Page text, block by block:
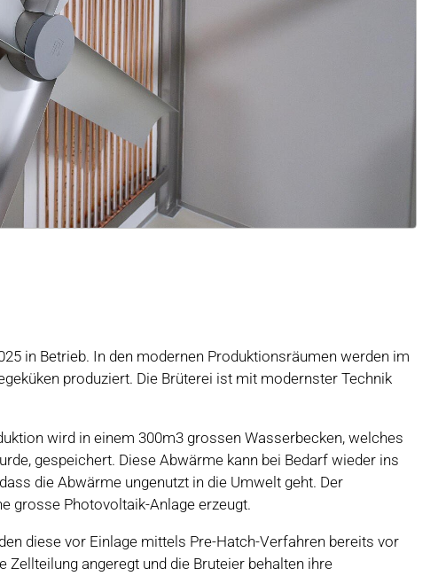
in Betrieb. In den modernen Produktionsräumen werden im
produziert. Die Brüterei ist mit modernster Technik
wird in einem 300m3 grossen Wasserbecken, welches
gespeichert. Diese Abwärme kann bei Bedarf wieder ins
die Abwärme ungenutzt in die Umwelt geht. Der
grosse Photovoltaik-Anlage erzeugt.
diese vor Einlage mittels Pre-Hatch-Verfahren bereits vor
angeregt und die Bruteier behalten ihre